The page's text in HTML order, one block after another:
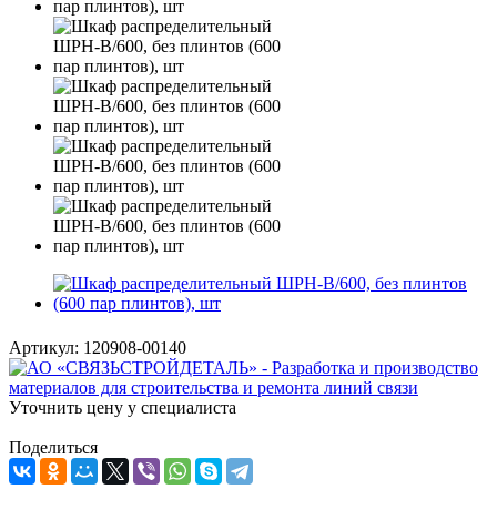
Артикул: 120908-00140
Уточнить цену у специалиста
Поделиться